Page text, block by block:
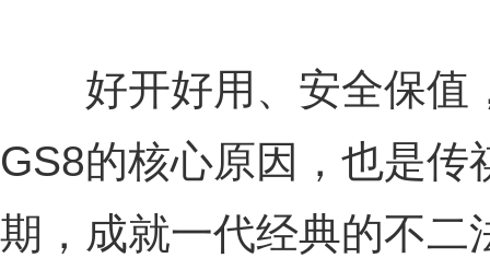
好开好用、安全保值
GS8的核心原因，也是传
期，成就一代经典的不二